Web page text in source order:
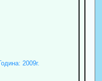
2009г.